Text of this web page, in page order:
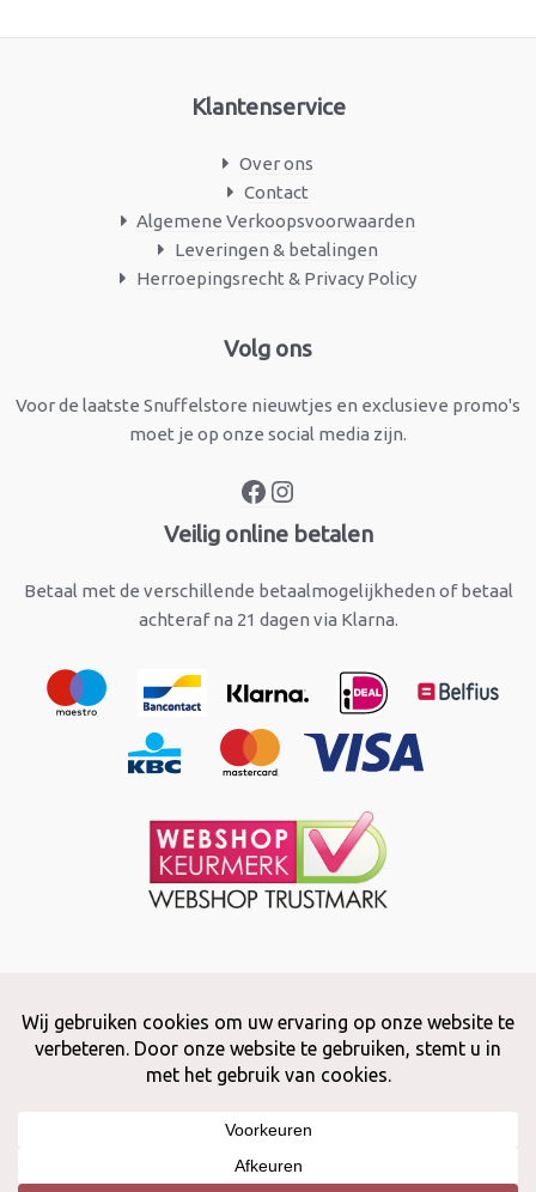
Klantenservice
Over ons
Contact
Algemene Verkoopsvoorwaarden
Leveringen & betalingen
Herroepingsrecht & Privacy Policy
Volg ons
Voor de laatste Snuffelstore nieuwtjes en exclusieve promo's
moet je op onze social media zijn.
Facebook
Veilig online betalen
Betaal met de verschillende betaalmogelijkheden of betaal
achteraf na 21 dagen via Klarna.
Copyright © 2026 Snuffelstore
Adax BV - 0032 (0)50 66 56 51 -info@snuffelstore.be
Created byWeCodeIT